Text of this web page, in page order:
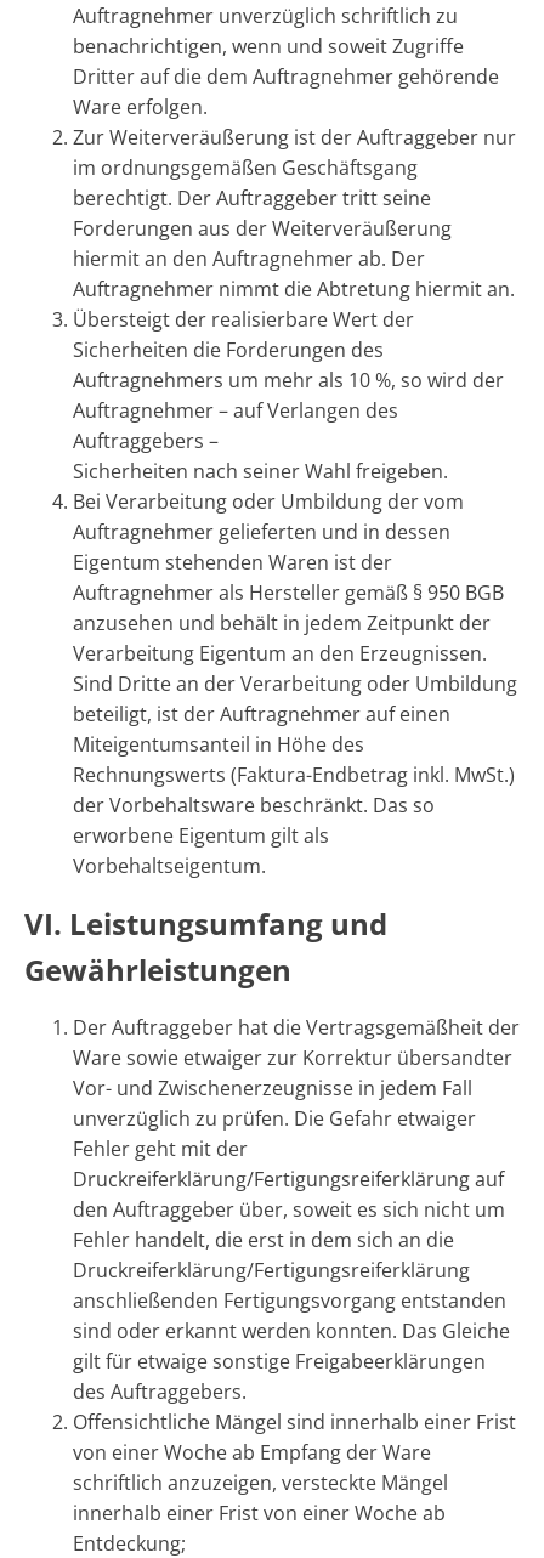
Auftragnehmer unverzüglich schriftlich zu
benachrichtigen, wenn und soweit Zugriffe
Dritter auf die dem Auftragnehmer gehörende
Ware erfolgen.
Zur Weiterveräußerung ist der Auftraggeber nur
im ordnungsgemäßen Geschäftsgang
berechtigt. Der Auftraggeber tritt seine
Forderungen aus der Weiterveräußerung
hiermit an den Auftragnehmer ab. Der
Auftragnehmer nimmt die Abtretung hiermit an.
Übersteigt der realisierbare Wert der
Sicherheiten die Forderungen des
Auftragnehmers um mehr als 10 %, so wird der
Auftragnehmer – auf Verlangen des
Auftraggebers –
Sicherheiten nach seiner Wahl freigeben.
Bei Verarbeitung oder Umbildung der vom
Auftragnehmer gelieferten und in dessen
Eigentum stehenden Waren ist der
Auftragnehmer als Hersteller gemäß § 950 BGB
anzusehen und behält in jedem Zeitpunkt der
Verarbeitung Eigentum an den Erzeugnissen.
Sind Dritte an der Verarbeitung oder Umbildung
beteiligt, ist der Auftragnehmer auf einen
Miteigentumsanteil in Höhe des
Rechnungswerts (Faktura-Endbetrag inkl. MwSt.)
der Vorbehaltsware beschränkt. Das so
erworbene Eigentum gilt als
Vorbehaltseigentum.
VI. Leistungsumfang und
Gewährleistungen
Der Auftraggeber hat die Vertragsgemäßheit der
Ware sowie etwaiger zur Korrektur übersandter
Vor- und Zwischenerzeugnisse in jedem Fall
unverzüglich zu prüfen. Die Gefahr etwaiger
Fehler geht mit der
Druckreiferklärung/Fertigungsreiferklärung auf
den Auftraggeber über, soweit es sich nicht um
Fehler handelt, die erst in dem sich an die
Druckreiferklärung/Fertigungsreiferklärung
anschließenden Fertigungsvorgang entstanden
sind oder erkannt werden konnten. Das Gleiche
gilt für etwaige sonstige Freigabeerklärungen
des Auftraggebers.
Offensichtliche Mängel sind innerhalb einer Frist
von einer Woche ab Empfang der Ware
schriftlich anzuzeigen, versteckte Mängel
innerhalb einer Frist von einer Woche ab
Entdeckung;